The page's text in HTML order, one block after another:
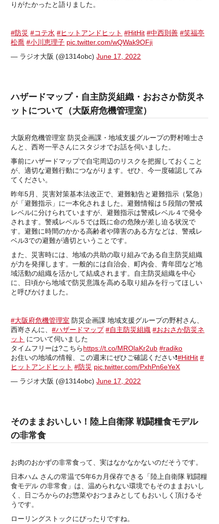
りがたかったと語りました。
#防災 #コテ水 #ヒットアンドヒット #HitHit #中西則善 #笑福亭
松喬 #小川恵理子 pic.twitter.com/wQWak9OFji
— ラジオ大阪 (@1314obc)June 17, 2022
ハザードマップ・自主防災組織・おおさか防災ネ
ットについて（大阪府危機管理室）
大阪府危機管理室 防災企画課・地域支援グループの野村唯士さ
んと、西嵜一平さんにスタジオでお話を伺いました。
事前にハザードマップで自宅周辺のリスクを把握しておくこと
が、適切な避難行動につながります。ぜひ、今一度確認してみ
てください。
昨年5月、災害対策基本法改正で、避難勧告と避難指示（緊急）
が「避難指示」に一本化されました。避難情報は５段階の警戒
レベルに分けられていますが、避難指示は警戒レベル４で発令
されます。警戒レベル５では既に命の危険が差し迫る状況で
す。避難に時間のかかる高齢者や障害のある方などは、警戒レ
ベル3での避難が適切ということです。
また、災害時には、地域の共助の取り組みである自主防災組織
が力を発揮します。一般的には自治会、町内会、青年団など地
域活動の組織を活かして結成されます。自主防災組織を中心
に、日頃から地域で防災意識を高める取り組みを行ってほしい
と呼びかけました。
#大阪府危機管理室 防災企画課 地域支援グループの野村さん、
西嵜さんに、#ハザードマップ #自主防災組織 #おおさか防災ネ
ット について伺いました
タイムフリーは?こちらhttps://t.co/MROlaKr2ub #radiko
お住いの地域の情報、この週末にぜひご確認ください❗️#HitHit #
ヒットアンドヒット #防災 pic.twitter.com/PxhPn6eYeX
— ラジオ大阪 (@1314obc)June 17, 2022
そのままおいしい！陸上自衛隊 戦闘糧食モデル
の非常食
お肉のおかずの非常食って、実はなかなかないのだそうです。
日本ハム さんの常温で5年6カ月保存できる「陸上自衛隊 戦闘糧
食モデル の非常食」は、温められない環境でもそのままおいし
く、日ごろからのお惣菜やおつまみとしてもおいしく頂けるそ
うです。
ローリングストックにぴったりですね。